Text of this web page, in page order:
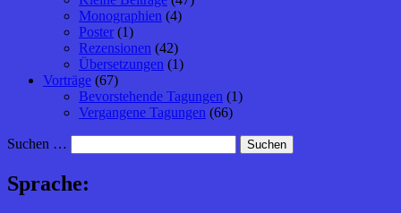
Monographien (4)
Poster (1)
Rezensionen (42)
Übersetzungen (1)
Vorträge (67)
Bevorstehende Tagungen (1)
Vergangene Tagungen (66)
Suchen …
Sprache: